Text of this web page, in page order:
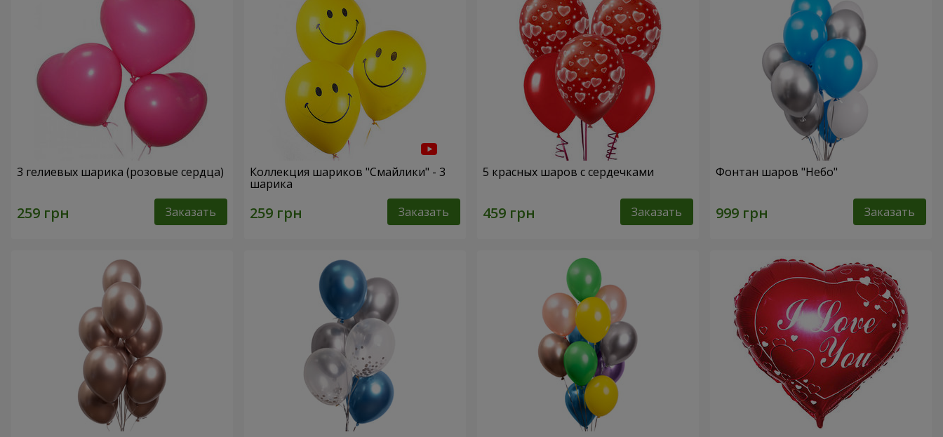
3 гелиевых шарика (розовые сердца)
Заказать
Коллекция шариков "Смайлики" - 3
шарика
Заказать
5 красных шаров с сердечками
Заказать
Фонтан шаров "Небо"
Заказать